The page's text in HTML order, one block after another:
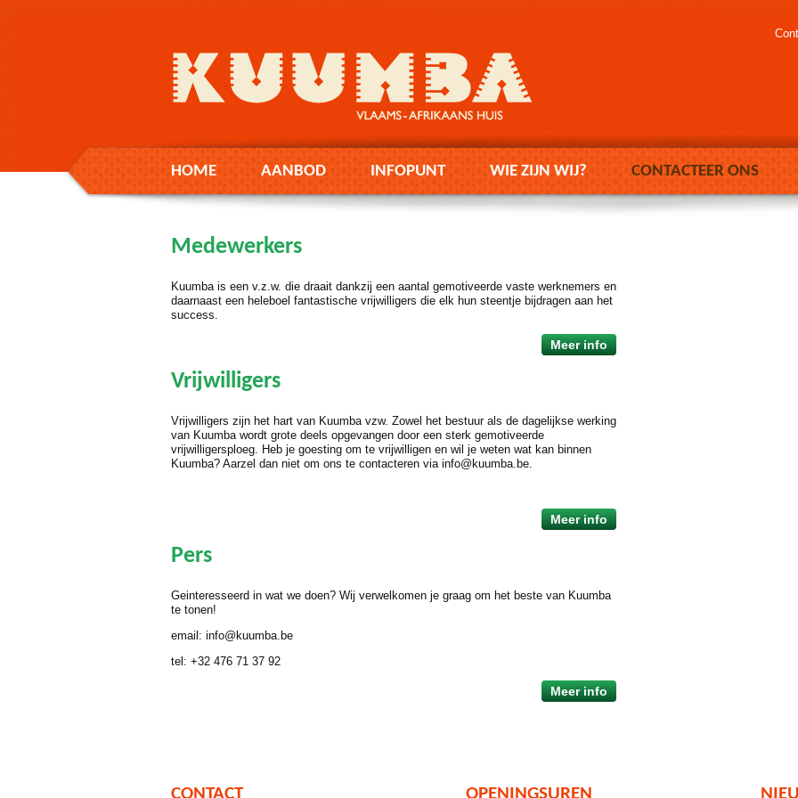
HOME AANBOD INFOPUNT WIE ZIJN WIJ? CONTACTEER ONS
Medewerkers
Kuumba is een v.z.w. die draait dankzij een aantal gemotiveerde vaste werknemers en
daarnaast een heleboel fantastische vrijwilligers die elk hun steentje bijdragen aan het
success.
Meer info
Vrijwilligers
Vrijwilligers zijn het hart van Kuumba vzw. Zowel het bestuur als de dagelijkse werking
van Kuumba wordt grote deels opgevangen door een sterk gemotiveerde
vrijwilligersploeg. Heb je goesting om te vrijwilligen en wil je weten wat kan binnen
Kuumba? Aarzel dan niet om ons te contacteren via info@kuumba.be.
Meer info
Pers
Geinteresseerd in wat we doen? Wij verwelkomen je graag om het beste van Kuumba
te tonen!
email: info@kuumba.be
tel: +32 476 71 37 92
Meer info
CONTACT OPENINGSUREN